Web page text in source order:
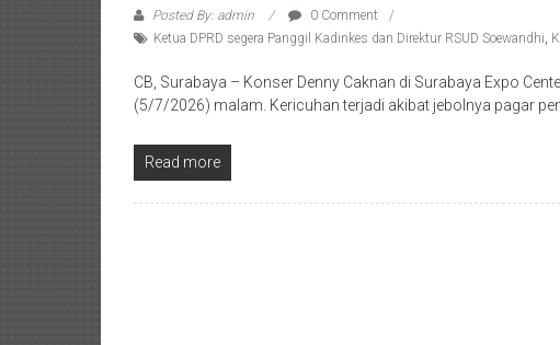
Posted By: admin
0 Comment
Ketua DPRD segera Panggil Kadinkes dan Direktur RSUD Soewandhi
CB, Surabaya – Konser Denny Caknan di Surabaya Expo
(5/7/2026) malam. Kericuhan terjadi akibat jebolnya pagar
Read more